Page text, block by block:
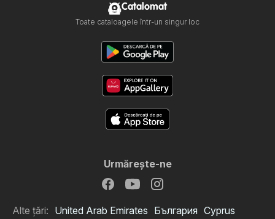
Catalomat
Toate cataloagele într-un singur loc
Urmăreşte-ne
Alte țări: United Arab Emirates България Cyprus